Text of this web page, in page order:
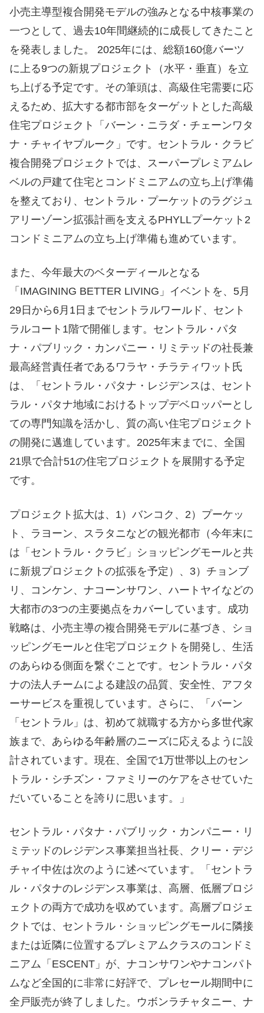
小売主導型複合開発モデルの強みとなる中核事業の
一つとして、過去10年間継続的に成長してきたこと
を発表しました。 2025年には、総額160億バーツ
に上る9つの新規プロジェクト（水平・垂直）を立
ち上げる予定です。その筆頭は、高級住宅需要に応
えるため、拡大する都市部をターゲットとした高級
住宅プロジェクト「バーン・ニラダ・チェーンワタ
ナ・チャイヤプルーク」です。セントラル・クラビ
複合開発プロジェクトでは、スーパープレミアムレ
ベルの戸建て住宅とコンドミニアムの立ち上げ準備
を整えており、セントラル・プーケットのラグジュ
アリーゾーン拡張計画を支えるPHYLLプーケット2
コンドミニアムの立ち上げ準備も進めています。
また、今年最大のベターディールとなる
「IMAGINING BETTER LIVING」イベントを、5月
29日から6月1日までセントラルワールド、セント
ラルコート1階で開催します。セントラル・パタ
ナ・パブリック・カンパニー・リミテッドの社長兼
最高経営責任者であるワラヤ・チラティワット氏
は、「セントラル・パタナ・レジデンスは、セント
ラル・パタナ地域におけるトップデベロッパーとし
ての専門知識を活かし、質の高い住宅プロジェクト
の開発に邁進しています。2025年末までに、全国
21県で合計51の住宅プロジェクトを展開する予定
です。
プロジェクト拡大は、1）バンコク、2）プーケッ
ト、ラヨーン、スラタニなどの観光都市（今年末に
は「セントラル・クラビ」ショッピングモールと共
に新規プロジェクトの拡張を予定）、3）チョンブ
リ、コンケン、ナコーンサワン、ハートヤイなどの
大都市の3つの主要拠点をカバーしています。成功
戦略は、小売主導の複合開発モデルに基づき、ショ
ッピングモールと住宅プロジェクトを開発し、生活
のあらゆる側面を繋ぐことです。セントラル・パタ
ナの法人チームによる建設の品質、安全性、アフタ
ーサービスを重視しています。さらに、「バーン
「セントラル」は、初めて就職する方から多世代家
族まで、あらゆる年齢層のニーズに応えるように設
計されています。現在、全国で1万世帯以上のセン
トラル・シチズン・ファミリーのケアをさせていた
だいていることを誇りに思います。」
セントラル・パタナ・パブリック・カンパニー・リ
ミテッドのレジデンス事業担当社長、クリー・デジ
チャイ中佐は次のように述べています。「セントラ
ル・パタナのレジデンス事業は、高層、低層プロジ
ェクトの両方で成功を収めています。高層プロジェ
クトでは、セントラル・ショッピングモールに隣接
または近隣に位置するプレミアムクラスのコンドミ
ニアム「ESCENT」が、ナコンサワンやナコンパト
ムなど全国的に非常に好評で、プレセール期間中に
全戸販売が終了しました。ウボンラチャタニー、ナ